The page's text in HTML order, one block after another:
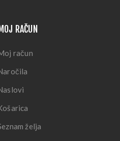
MOJ RAČUN
račun
želja